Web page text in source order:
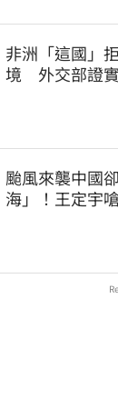
非洲「這國」
境 外交部證
颱風來襲中國
海」！王定宇